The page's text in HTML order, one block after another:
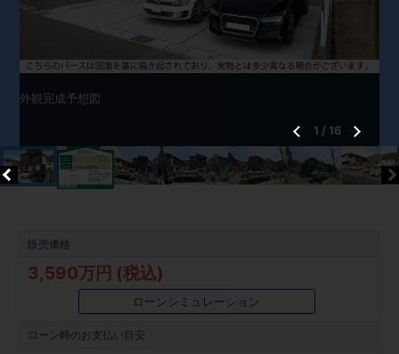
販売価格
3,590万円 (税込)
ローンシミュレーション
ローン時のお支払い目安
外観完成予想図
1 / 16